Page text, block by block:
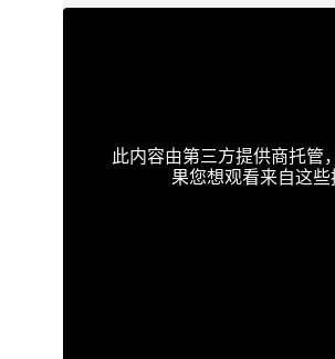
此内容由第三方提供商托
果您想观看来自这些